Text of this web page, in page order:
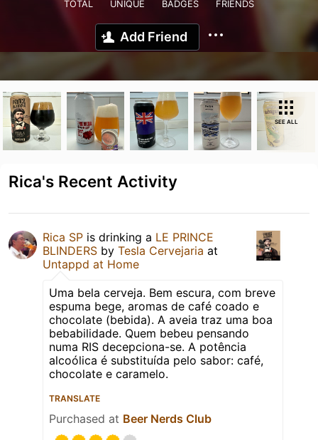
TOTAL UNIQUE BADGES FRIENDS
Add Friend
SEE ALL
Rica's Recent Activity
Rica SP is drinking a LE PRINCE
BLINDERS by Tesla Cervejaria at
Untappd at Home
Uma bela cerveja. Bem escura, com breve
espuma bege, aromas de café coado e
chocolate (bebida). A aveia traz uma boa
bebabilidade. Quem bebeu pensando
numa RIS decepciona-se. A potência
alcoólica é substituída pelo sabor: café,
chocolate e caramelo.
TRANSLATE
Purchased at Beer Nerds Club